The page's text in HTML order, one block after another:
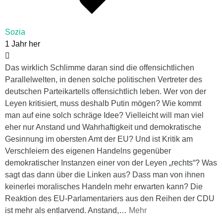
Sozia
1 Jahr her
Das wirklich Schlimme daran sind die offensichtlichen
Parallelwelten, in denen solche politischen Vertreter des
deutschen Parteikartells offensichtlich leben. Wer von der
Leyen kritisiert, muss deshalb Putin mögen? Wie kommt
man auf eine solch schräge Idee? Vielleicht will man viel
eher nur Anstand und Wahrhaftigkeit und demokratische
Gesinnung im obersten Amt der EU? Und ist Kritik am
Verschleiern des eigenen Handelns gegenüber
demokratischer Instanzen einer von der Leyen „rechts“? Was
sagt das dann über die Linken aus? Dass man von ihnen
keinerlei moralisches Handeln mehr erwarten kann? Die
Reaktion des EU-Parlamentariers aus den Reihen der CDU
ist mehr als entlarvend. Anstand,… Mehr